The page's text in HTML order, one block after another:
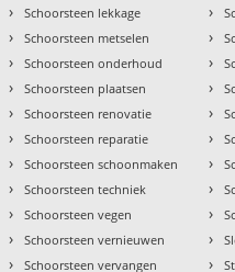
› Schoorsteen lekkage
› Schoorsteen metselen
› Schoorsteen onderhoud
› Schoorsteen plaatsen
› Schoorsteen renovatie
› Schoorsteen reparatie
› Schoorsteen schoonmaken
› Schoorsteen techniek
› Schoorsteen vegen
› Schoorsteen vernieuwen
› Schoorsteen vervangen
›
›
›
›
›
›
›
›
›
›
›